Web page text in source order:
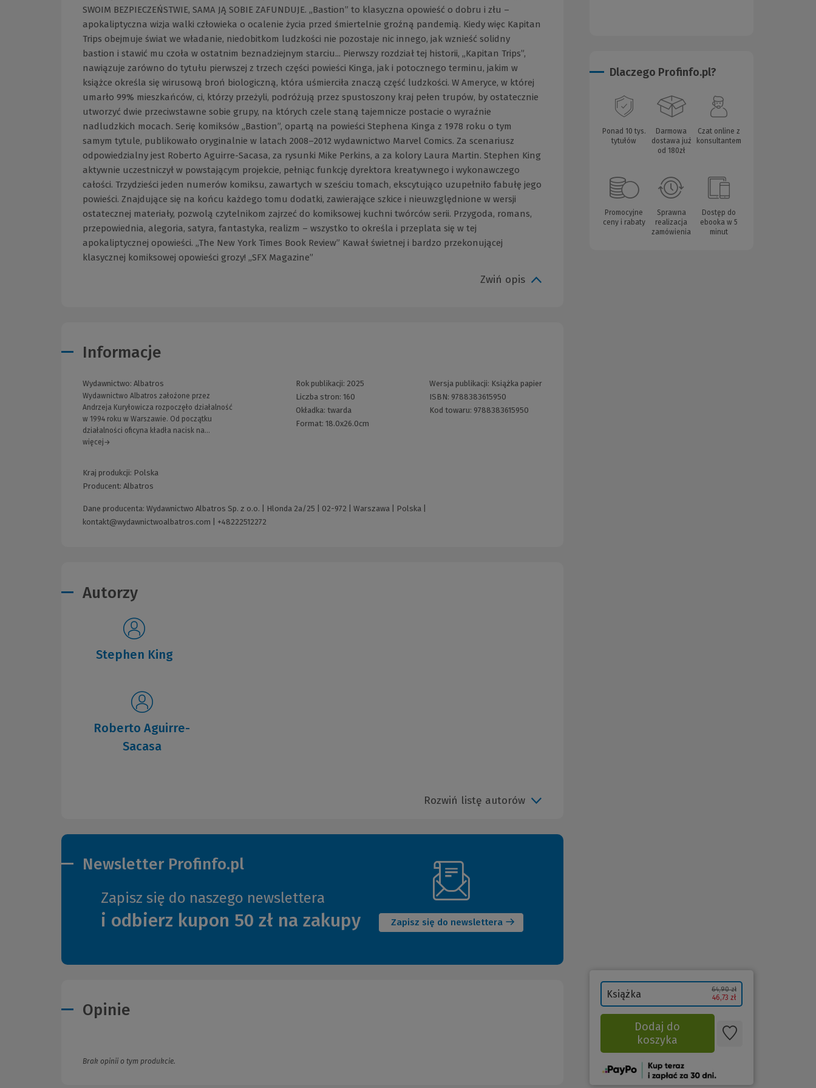
SWOIM BEZPIECZEŃSTWIE, SAMA JĄ SOBIE ZAFUNDUJE. „Bastion” to klasyczna opowieść o dobru i złu –
apokaliptyczna wizja walki człowieka o ocalenie życia przed śmiertelnie groźną pandemią. Kiedy więc Kapitan
Trips obejmuje świat we władanie, niedobitkom ludzkości nie pozostaje nic innego, jak wznieść solidny
bastion i stawić mu czoła w ostatnim beznadziejnym starciu... Pierwszy rozdział tej historii, „Kapitan Trips”,
nawiązuje zarówno do tytułu pierwszej z trzech części powieści Kinga, jak i potocznego terminu, jakim w
książce określa się wirusową broń biologiczną, która uśmierciła znaczą część ludzkości. W Ameryce, w której
umarło 99% mieszkańców, ci, którzy przeżyli, podróżują przez spustoszony kraj pełen trupów, by ostatecznie
utworzyć dwie przeciwstawne sobie grupy, na których czele staną tajemnicze postacie o wyraźnie
nadludzkich mocach. Serię komiksów „Bastion”, opartą na powieści Stephena Kinga z 1978 roku o tym
samym tytule, publikowało oryginalnie w latach 2008–2012 wydawnictwo Marvel Comics. Za scenariusz
odpowiedzialny jest Roberto Aguirre-Sacasa, za rysunki Mike Perkins, a za kolory Laura Martin. Stephen King
aktywnie uczestniczył w powstającym projekcie, pełniąc funkcję dyrektora kreatywnego i wykonawczego
całości. Trzydzieści jeden numerów komiksu, zawartych w sześciu tomach, ekscytująco uzupełniło fabułę jego
powieści. Znajdujące się na końcu każdego tomu dodatki, zawierające szkice i nieuwzględnione w wersji
ostatecznej materiały, pozwolą czytelnikom zajrzeć do komiksowej kuchni twórców serii. Przygoda, romans,
przepowiednia, alegoria, satyra, fantastyka, realizm – wszystko to określa i przeplata się w tej
apokaliptycznej opowieści. „The New York Times Book Review” Kawał świetnej i bardzo przekonującej
klasycznej komiksowej opowieści grozy! „SFX Magazine”
Zwiń opis
Informacje
Wydawnictwo: Albatros
Wydawnictwo Albatros założone przez
Andrzeja Kuryłowicza rozpoczęło działalność
w 1994 roku w Warszawie. Od początku
działalności oficyna kładła nacisk na...
więcej→
Kraj produkcji: Polska
Producent: Albatros
Rok publikacji: 2025
Liczba stron:160
Okładka:twarda
Format:18.0x26.0cm
Wersja publikacji: Książka papier
ISBN: 9788383615950
Kod towaru: 9788383615950
Dane producenta: Wydawnictwo Albatros Sp. z o.o. | Hlonda 2a/25 | 02-972 | Warszawa | Polska |
kontakt@wydawnictwoalbatros.com
+48222512272
Autorzy
Stephen King
Roberto Aguirre-
Sacasa
Rozwiń listę autorów
Newsletter Profinfo.pl
Zapisz się do naszego newslettera
i odbierz kupon 50 zł na zakupy Zapisz się do newslettera
okno)
Opinie
Brak opinii o tym produkcie.
Książka 64,90 zł
46,73 zł
Dodaj do
koszyka
Dlaczego Profinfo.pl?
Ponad 10 tys.
tytułów
Darmowa
dostawa już
od 180zł
Czat online z
konsultantem
Promocyjne
ceny i rabaty
Sprawna
realizacja
zamówienia
Dostęp do
ebooka w 5
minut